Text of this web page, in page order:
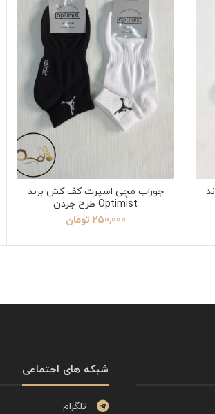
جوراب مچی اسپرت کف کش برند
Optimist طرح جردن
250,000 تومان
شبکه های اجتماعی
تلگرام